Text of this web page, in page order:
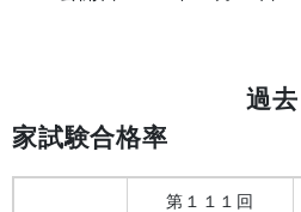
過去５年間
家試験合格率
第１１１回